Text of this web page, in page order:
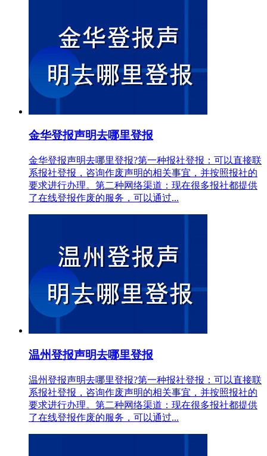
金华登报声明去哪里登报
金华登报声明去哪里登报?第一种报社登报：可以直接联
系报社登报，咨询作废声明的相关事宜，并按照报社的
要求进行办理。第二种网络渠道：现在很多报社都提供
了在线登报作废的服务，可以通过...
温州登报声明去哪里登报
温州登报声明去哪里登报?第一种报社登报：可以直接联
系报社登报，咨询作废声明的相关事宜，并按照报社的
要求进行办理。第二种网络渠道：现在很多报社都提供
了在线登报作废的服务，可以通过...